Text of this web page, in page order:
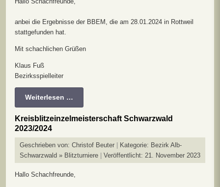
anbei die Ergebnisse der BBEM, die am 28.01.2024 in Rottweil
stattgefunden hat.
Mit schachlichen Grüßen
Klaus Fuß
Bezirksspielleiter
Weiterlesen …
Kreisblitzeinzelmeisterschaft Schwarzwald
2023/2024
Geschrieben von: Christof Beuter Kategorie: Bezirk Alb-
Schwarzwald » Blitzturniere
Veröffentlicht: 21. November 2023
Hallo Schachfreunde,